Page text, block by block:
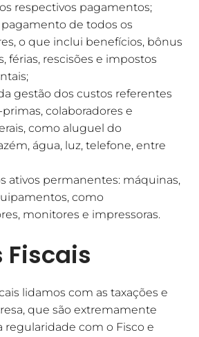
respectivos pagamentos;
pagamento de todos os
o que inclui benefícios, bônus
férias, rescisões e impostos
gestão dos custos referentes
colaboradores e
como aluguel do
água, luz, telefone, entre
ativos permanentes: máquinas,
como
monitores e impressoras.
Fiscais
lidamos com as taxações e
que são extremamente
regularidade com o Fisco e